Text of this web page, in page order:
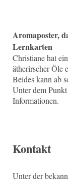
Aromaposter,
Lernkarten
Christiane hat
ätherirscher Öle
Beides kann ab
Unter dem
Informationen.
Kontakt
Unter der